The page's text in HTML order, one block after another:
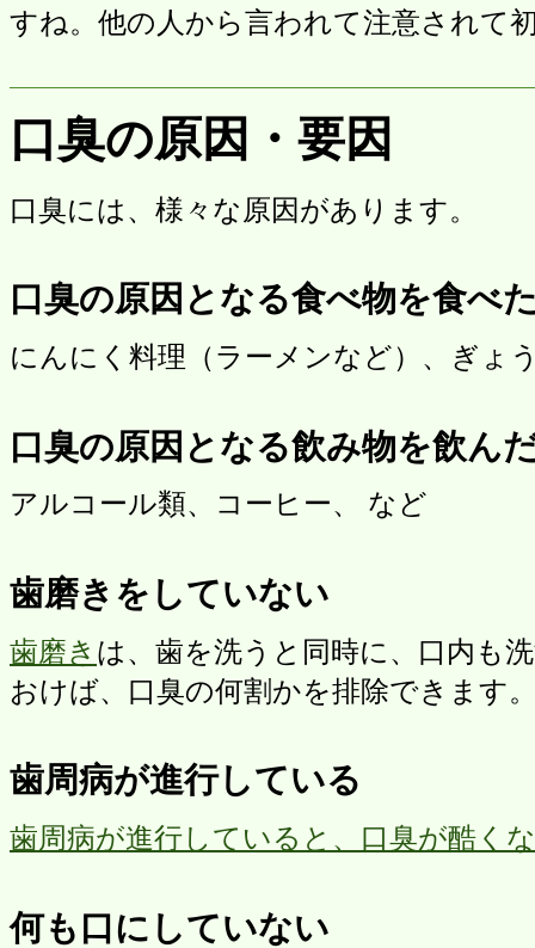
すね。他の人から言われて注意されて
口臭の原因・要因
口臭には、様々な原因があります。
口臭の原因となる食べ物を食べ
にんにく料理（ラーメンなど）、ぎょ
口臭の原因となる飲み物を飲ん
アルコール類、コーヒー、 など
歯磨きをしていない
歯磨き は、歯を洗うと同時に、口内も
おけば、口臭の何割かを排除できます
歯周病が進行している
歯周病が進行していると、口臭が酷く
何も口にしていない